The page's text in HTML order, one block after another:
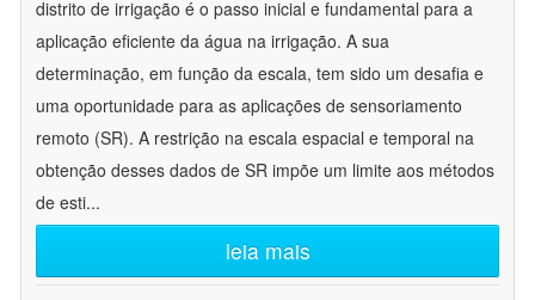
distrito de irrigação é o passo inicial e fundamental para a
aplicação eficiente da água na irrigação. A sua
determinação, em função da escala, tem sido um desafia e
uma oportunidade para as aplicações de sensoriamento
remoto (SR). A restrição na escala espacial e temporal na
obtenção desses dados de SR impõe um limite aos métodos
de esti...
leia mais